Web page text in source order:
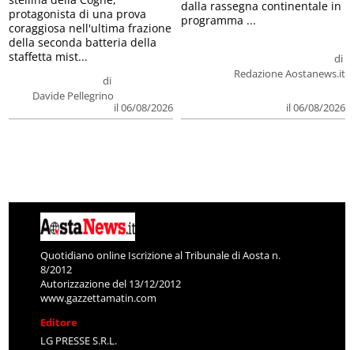
di
Davide Pellegrino
il 06/08/2026
protagonista di una prova
coraggiosa nell'ultima frazione
della seconda batteria della
staffetta mist...
di
Redazione Aostanews.it
il 06/08/2026
dalla rassegna continentale in
programma ...
Quotidiano online Iscrizione al Tribunale di Aosta n.
8/2012
Autorizzazione del 13/12/2012
www.gazzettamatin.com
Editore
LG PRESSE S.R.L.